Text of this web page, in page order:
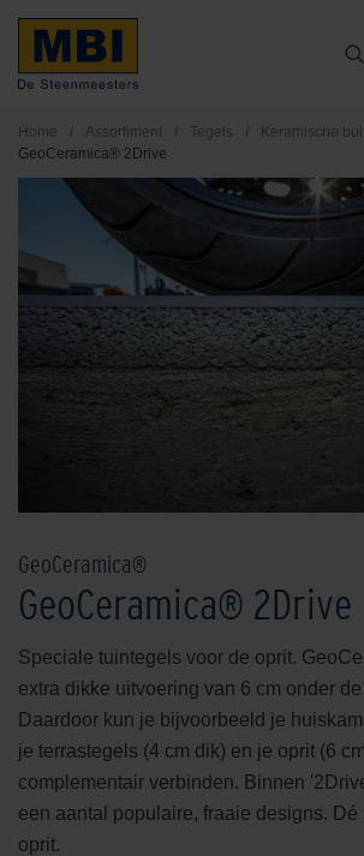
Home / Assortiment / Tegels / Keramische
GeoCeramica® 2Drive
GeoCeramica®
GeoCeramica® 2Drive
Speciale tuintegels voor de oprit.
extra dikke uitvoering van 6 cm onder
Daardoor kun je bijvoorbeeld je
je terrastegels (4 cm dik) en je oprit (6
complementair verbinden. Binnen
een aantal populaire, fraaie designs. Dé
oprit.